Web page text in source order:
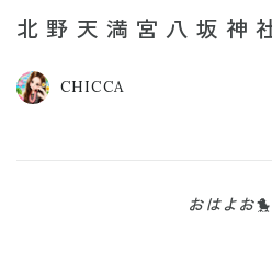
北 野 天 満 宮 八 坂 神
CHICCA
おはよお